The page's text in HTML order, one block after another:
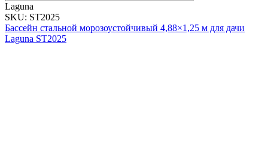
Laguna
SKU: ST2025
Бассейн стальной морозоустойчивый 4,88×1,25 м для дачи
Laguna ST2025